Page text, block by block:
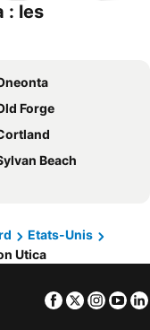
: les
Forge
Beach
Etats-Unis
Utica
Facebook
Twitter